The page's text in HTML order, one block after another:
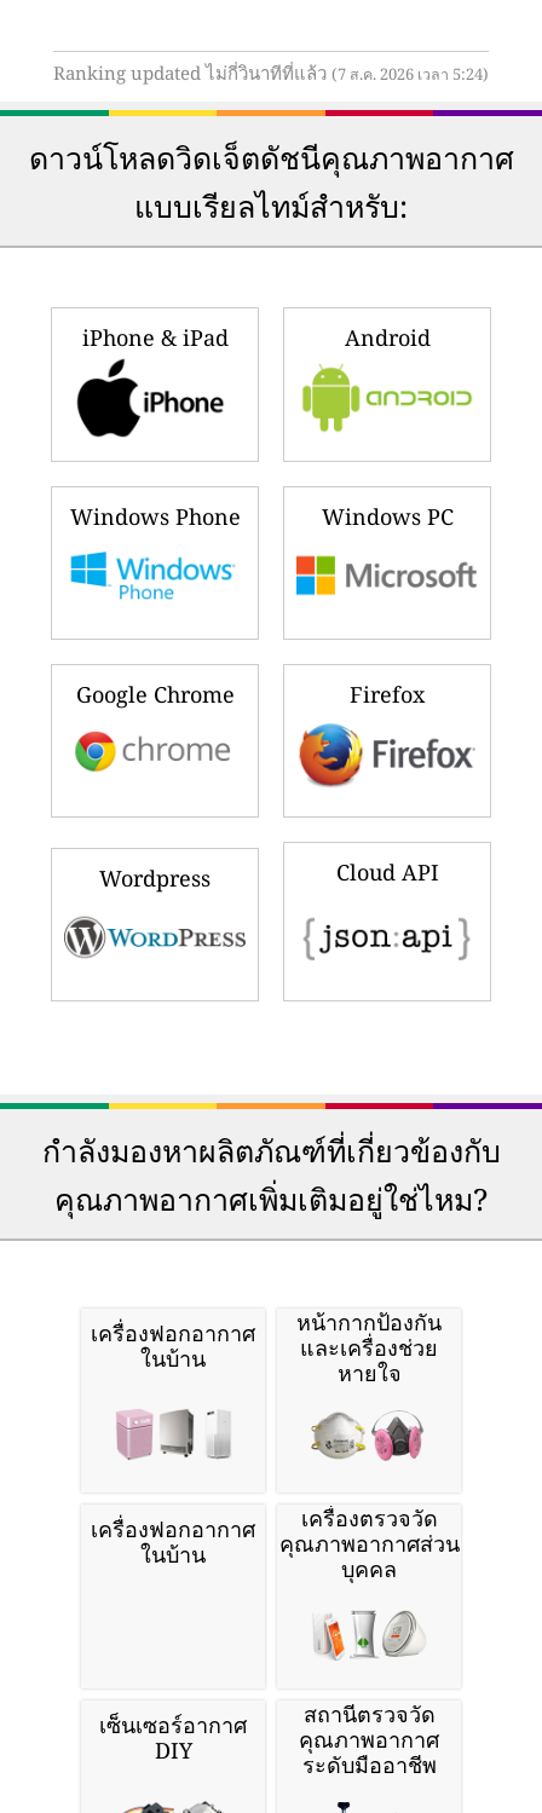
Ranking updated ไม่กี่วินาทีที่แล้ว (7 ส.ค. 2026 เวลา 5:24)
ดาวน์โหลดวิดเจ็ตดัชนีคุณภาพอากาศ
แบบเรียลไทม์สำหรับ:
iPhone & iPad Android
Windows Phone Windows PC
Google Chrome Firefox
Wordpress Cloud API
กำลังมองหาผลิตภัณฑ์ที่เกี่ยวข้องกับ
คุณภาพอากาศเพิ่มเติมอยู่ใช่ไหม?
เครื่องฟอกอากาศ
ในบ้าน
หน้ากากป้องกัน
และเครื่องช่วย
หายใจ
เครื่องฟอกอากาศ
ในบ้าน
เครื่องตรวจวัด
คุณภาพอากาศส่วน
บุคคล
เซ็นเซอร์อากาศ
DIY
สถานีตรวจวัด
คุณภาพอากาศ
ระดับมืออาชีพ